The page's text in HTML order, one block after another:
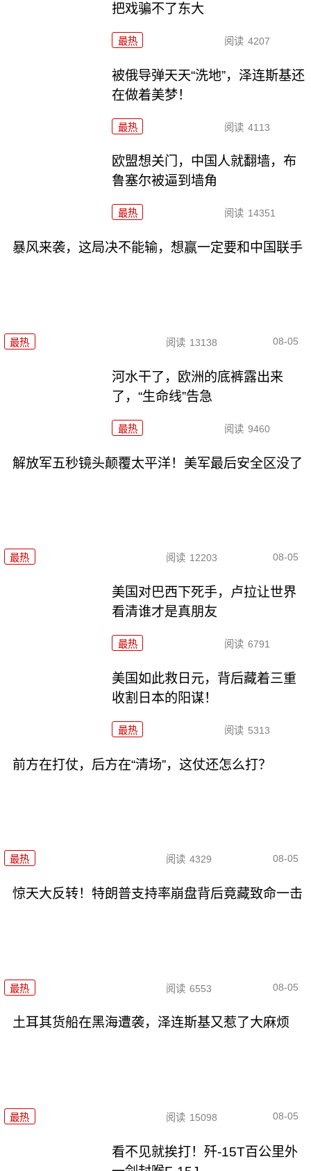
把戏骗不了东大
最热 阅读 4207
被俄导弹天天“洗地”，泽连斯基还
在做着美梦！
最热 阅读 4113
欧盟想关门，中国人就翻墙，布
鲁塞尔被逼到墙角
最热 阅读 14351
暴风来袭，这局决不能输，想赢一定要和中国联手
最热 阅读 13138 08-05
河水干了，欧洲的底裤露出来
了，“生命线”告急
最热 阅读 9460
解放军五秒镜头颠覆太平洋！美军最后安全区没了
最热 阅读 12203 08-05
美国对巴西下死手，卢拉让世界
看清谁才是真朋友
最热 阅读 6791
美国如此救日元，背后藏着三重
收割日本的阳谋！
最热 阅读 5313
前方在打仗，后方在“清场”，这仗还怎么打？
最热 阅读 4329 08-05
惊天大反转！特朗普支持率崩盘背后竟藏致命一击
最热 阅读 6553 08-05
土耳其货船在黑海遭袭，泽连斯基又惹了大麻烦
最热 阅读 15098 08-05
看不见就挨打！歼-15T百公里外